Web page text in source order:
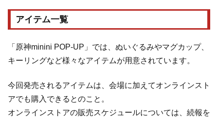
アイテム一覧
「原神minini POP-UP」では、ぬいぐるみやマグカップ、
キーリングなど様々なアイテムが用意されています。
今回発売されるアイテムは、会場に加えてオンラインスト
アでも購入できるとのこと。
オンラインストアの販売スケジュールについては、続報を